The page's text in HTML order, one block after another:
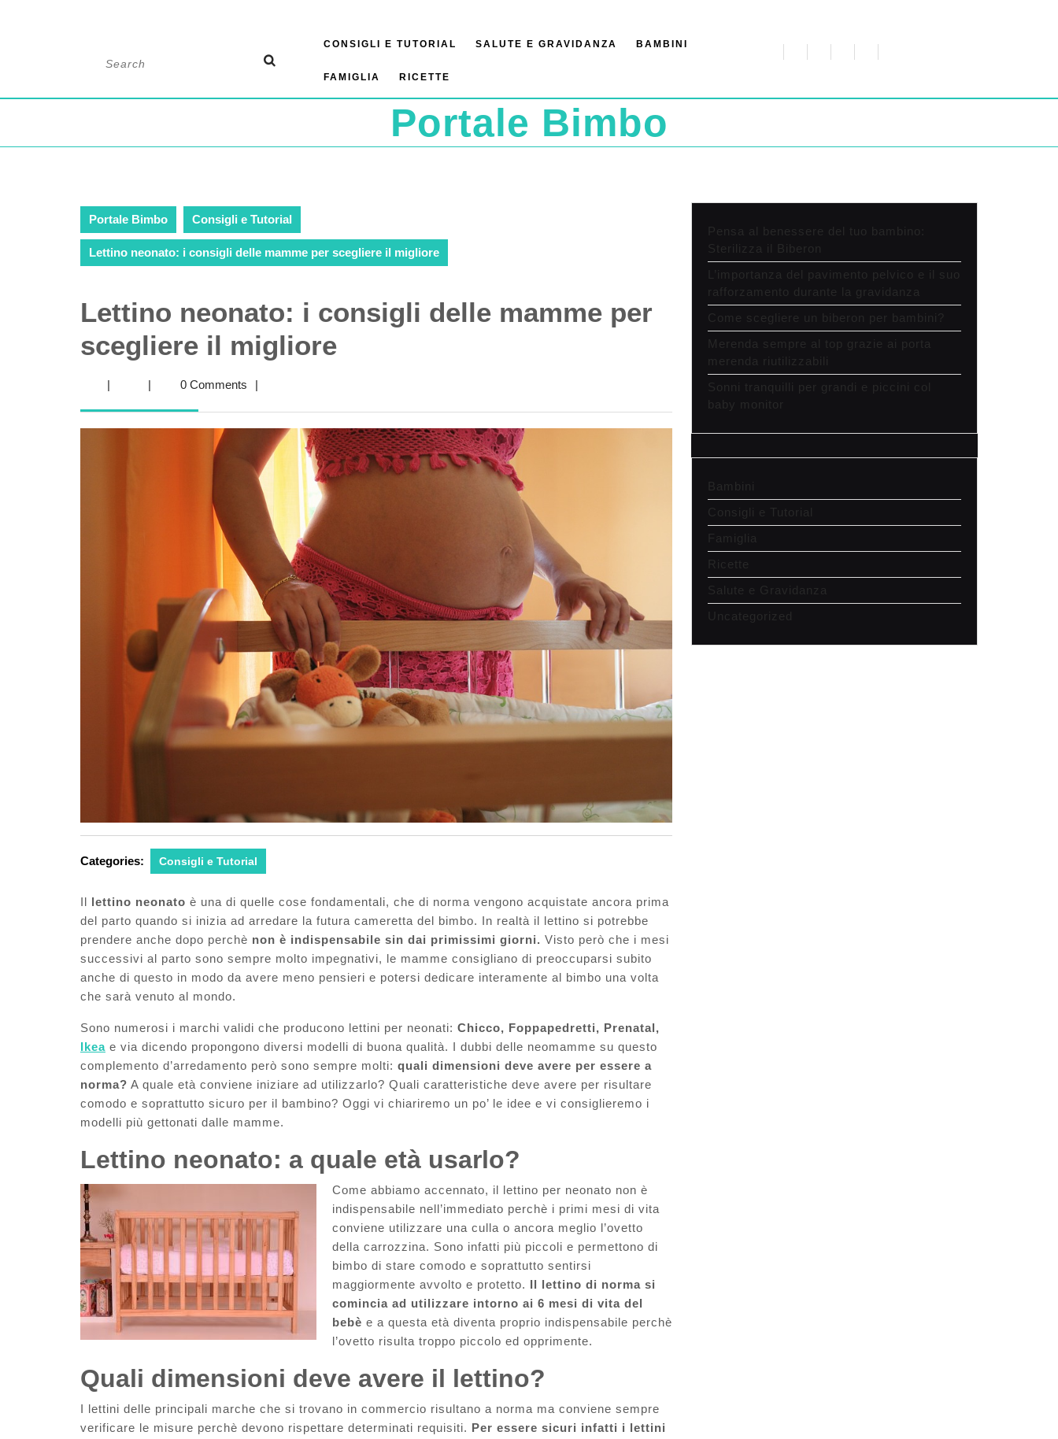
CONSIGLI E TUTORIAL SALUTE E GRAVIDANZA BAMBINI
FAMIGLIA RICETTE
Portale Bimbo
Portale Bimbo Consigli e Tutorial
Lettino neonato: i consigli delle mamme per scegliere il migliore
Lettino neonato: i consigli delle mamme per
scegliere il migliore
| | 0 Comments |
Categories: Consigli e Tutorial
Il lettino neonato è una di quelle cose fondamentali, che di norma vengono acquistate ancora prima
del parto quando si inizia ad arredare la futura cameretta del bimbo. In realtà il lettino si potrebbe
prendere anche dopo perchè non è indispensabile sin dai primissimi giorni. Visto però che i mesi
successivi al parto sono sempre molto impegnativi, le mamme consigliano di preoccuparsi subito
anche di questo in modo da avere meno pensieri e potersi dedicare interamente al bimbo una volta
che sarà venuto al mondo.
Sono numerosi i marchi validi che producono lettini per neonati: Chicco, Foppapedretti, Prenatal,
Ikea e via dicendo propongono diversi modelli di buona qualità. I dubbi delle neomamme su questo
complemento d’arredamento però sono sempre molti: quali dimensioni deve avere per essere a
norma? A quale età conviene iniziare ad utilizzarlo? Quali caratteristiche deve avere per risultare
comodo e soprattutto sicuro per il bambino? Oggi vi chiariremo un po’ le idee e vi consiglieremo i
modelli più gettonati dalle mamme.
Lettino neonato: a quale età usarlo?
Come abbiamo accennato, il lettino per neonato non è
indispensabile nell’immediato perchè i primi mesi di vita
conviene utilizzare una culla o ancora meglio l’ovetto
della carrozzina. Sono infatti più piccoli e permettono di
bimbo di stare comodo e soprattutto sentirsi
maggiormente avvolto e protetto. Il lettino di norma si
comincia ad utilizzare intorno ai 6 mesi di vita del
bebè e a questa età diventa proprio indispensabile perchè
l’ovetto risulta troppo piccolo ed opprimente.
Quali dimensioni deve avere il lettino?
I lettini delle principali marche che si trovano in commercio risultano a norma ma conviene sempre
verificare le misure perchè devono rispettare determinati requisiti. Per essere sicuri infatti i lettini
Pensa al benessere del tuo bambino:
Sterilizza il Biberon
L’importanza del pavimento pelvico e il suo
rafforzamento durante la gravidanza
Come scegliere un biberon per bambini?
Merenda sempre al top grazie ai porta
merenda riutilizzabili
Sonni tranquilli per grandi e piccini col
baby monitor
Bambini
Consigli e Tutorial
Famiglia
Ricette
Salute e Gravidanza
Uncategorized